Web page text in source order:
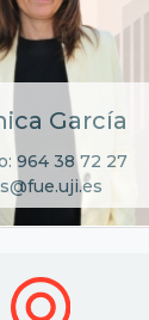
García
964 38 72 27